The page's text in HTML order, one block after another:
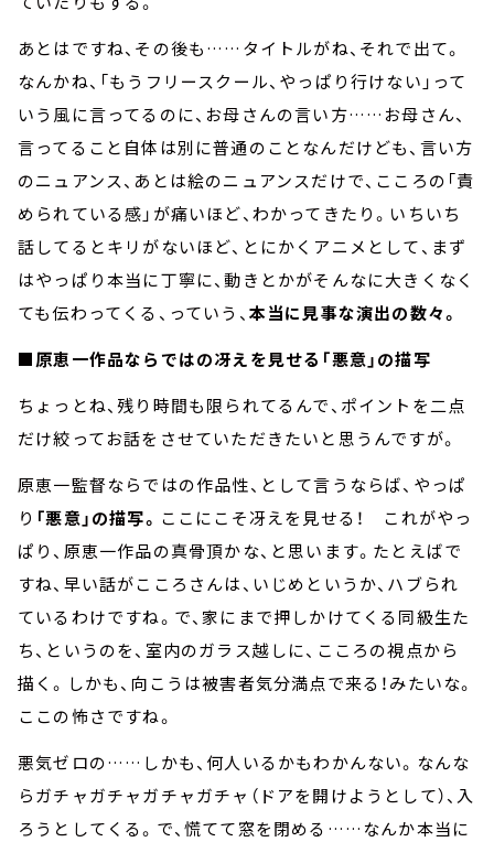
あとはですね、その後も……タイトルがね、それで出て。
なんかね、「もうフリースクール、やっぱり行けない」って
いう風に言ってるのに、お母さんの言い方……お母さん、
言ってること自体は別に普通のことなんだけども、言い方
のニュアンス、あとは絵のニュアンスだけで、こころの「責
められている感」が痛いほど、わかってきたり。いちいち
話してるとキリがないほど、とにかくアニメとして、まず
はやっぱり本当に丁寧に、動きとかがそんなに大きくなく
ても伝わってくる、っていう、本当に見事な演出の数々。
■原恵一作品ならではの冴えを見せる「悪意」の描写
ちょっとね、残り時間も限られてるんで、ポイントを二点
だけ絞ってお話をさせていただきたいと思うんですが。
原恵一監督ならではの作品性、として言うならば、やっぱ
り 「悪意」の描写。 ここにこそ冴えを見せる！ これがやっ
ぱり、原恵一作品の真骨頂かな、と思います。たとえばで
すね、早い話がこころさんは、いじめというか、ハブられ
ているわけですね。で、家にまで押しかけてくる同級生た
ち、というのを、室内のガラス越しに、こころの視点から
描く。しかも、向こうは被害者気分満点で来る！みたいな。
ここの怖さですね。
悪気ゼロの……しかも、何人いるかもわかんない。なんな
らガチャガチャガチャガチャ（ドアを開けようとして）、入
ろうとしてくる。で、慌てて窓を閉める……なんか本当に